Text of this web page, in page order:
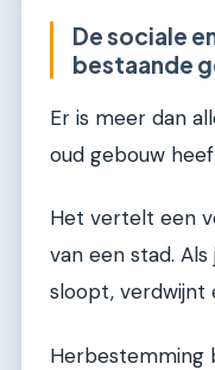
De sociale
bestaande
Er is meer dan
oud gebouw
Het vertelt een
van een stad.
sloopt, verdwijnt
Herbestemming